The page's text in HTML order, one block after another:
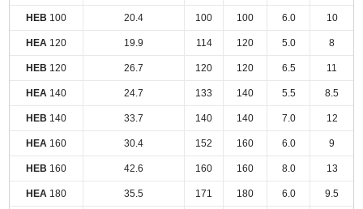
HEB 100 20.4 100 100 6.0 10
HEA 120 19.9 114 120 5.0 8
HEB 120 26.7 120 120 6.5 11
HEA 140 24.7 133 140 5.5 8.5
HEB 140 33.7 140 140 7.0 12
HEA 160 30.4 152 160 6.0 9
HEB 160 42.6 160 160 8.0 13
HEA 180 35.5 171 180 6.0 9.5